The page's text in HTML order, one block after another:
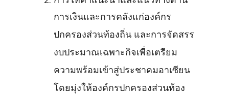
การเงินและการคลังแก่องค์กร
ปกครองส่วนท้องถิ่น และการจัดสรร
งบประมาณเฉพาะกิจเพื่อเตรียม
ความพร้อมเข้าสู่ประชาคมอาเซียน
โดยมุ่งให้องค์กรปกครองส่วนท้อง